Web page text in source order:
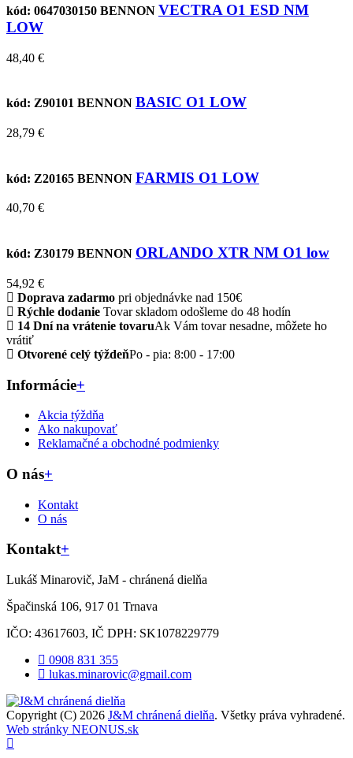
kód: 0647030150 BENNON VECTRA O1 ESD NM
LOW
48,40 €
kód: Z90101 BENNON BASIC O1 LOW
28,79 €
kód: Z20165 BENNON FARMIS O1 LOW
40,70 €
kód: Z30179 BENNON ORLANDO XTR NM O1 low
54,92 €
Doprava zadarmo pri objednávke nad 150€
Rýchle dodanie Tovar skladom odošleme do 48 hodín
14 Dní na vrátenie tovaruAk Vám tovar nesadne, môžete ho
vrátiť
Otvorené celý týždeňPo - pia: 8:00 - 17:00
Informácie+
Akcia týždňa
Ako nakupovať
Reklamačné a obchodné podmienky
O nás+
Kontakt
O nás
Kontakt+
Lukáš Minarovič, JaM - chránená dielňa
Špačinská 106, 917 01 Trnava
IČO: 43617603, IČ DPH: SK1078229779
0908 831 355
lukas.minarovic@gmail.com
Copyright (C) 2026 J&M chránená dielňa. Všetky práva vyhradené.
Web stránky NEONUS.sk